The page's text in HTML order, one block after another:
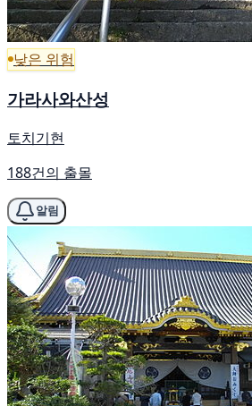
낮은 위험
가라사와산성
토치기현
188건의 출몰
알림